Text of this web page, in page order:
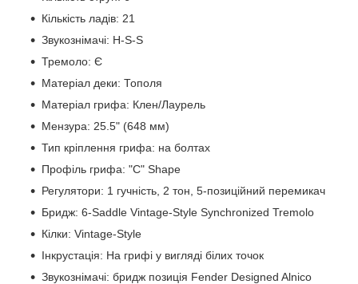
Кількість ладів: 21
Звукознімачі: H-S-S
Тремоло: Є
Матеріал деки: Тополя
Матеріал грифа: Клен/Лаурель
Мензура: 25.5" (648 мм)
Тип кріплення грифа: на болтах
Профіль грифа: "C" Shape
Регулятори: 1 гучність, 2 тон, 5-позиційний перемикач
Бридж: 6-Saddle Vintage-Style Synchronized Tremolo
Кілки: Vintage-Style
Інкрустація: На грифі у вигляді білих точок
Звукознімачі: бридж позиція Fender Designed Alnico